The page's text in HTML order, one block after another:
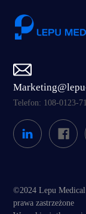
Telefon: 108-0123-
©2024 Lepu
prawa zastrzeżone